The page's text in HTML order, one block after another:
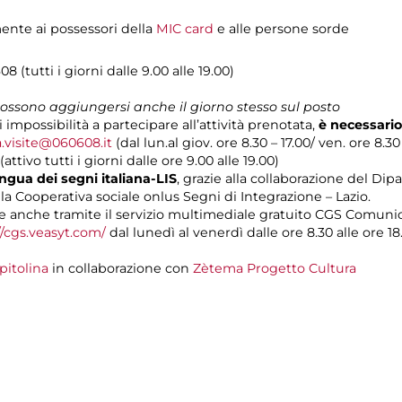
ai possessori della MIC card e alle persone sorde
(tutti i giorni dalle 9.00 alle 19.00)
aggiungersi anche il giorno stesso sul posto
impossibilità a partecipare all’attività prenotata, è
(dal lun.al giov. ore 8.30 – 17.00/ ven. ore
tutti i giorni dalle ore 9.00 alle 19.00)
dei segni italiana-LIS, grazie alla collaborazione del
Cooperativa sociale onlus Segni di Integrazione – Lazio.
anche tramite il servizio multimediale gratuito CGS
dal lunedì al venerdì dalle ore 8.30 alle ore
in collaborazione con Zètema Progetto Cultura